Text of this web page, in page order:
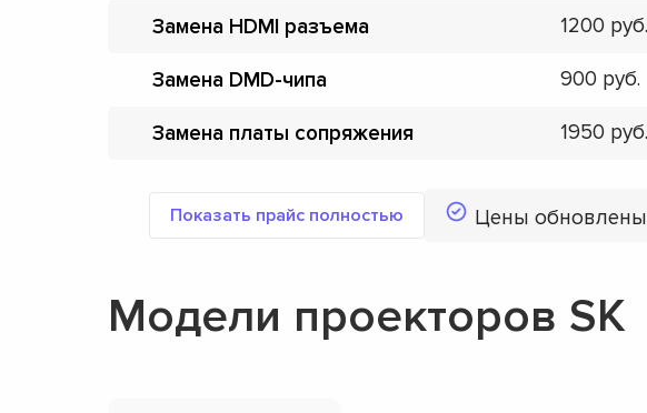
Замена HDMI разъема 1200
Замена DMD-чипа 900
Замена платы сопряжения 1950
Показать прайс полностью Цены обновлены
Модели проекторов SK